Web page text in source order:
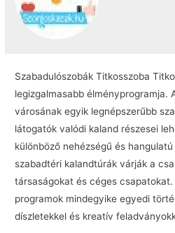
Szabadulószobák Titkosszoba
legizgalmasabb élményprogramja.
városának egyik legnépszerűbb
látogatók valódi kaland részesei
különböző nehézségű és
szabadtéri kalandtúrák várják a
társaságokat és céges csapatokat.
programok mindegyike egyedi
díszletekkel és kreatív